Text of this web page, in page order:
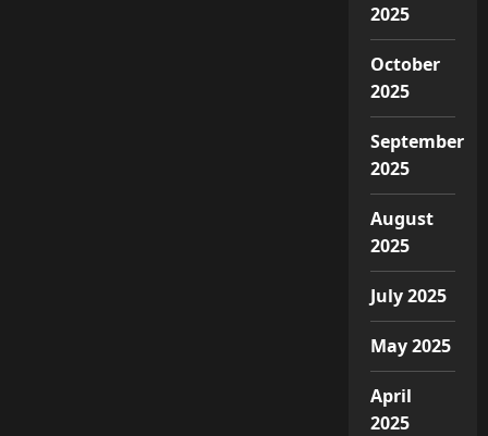
2025
October
2025
September
2025
August
2025
July 2025
May 2025
April
2025